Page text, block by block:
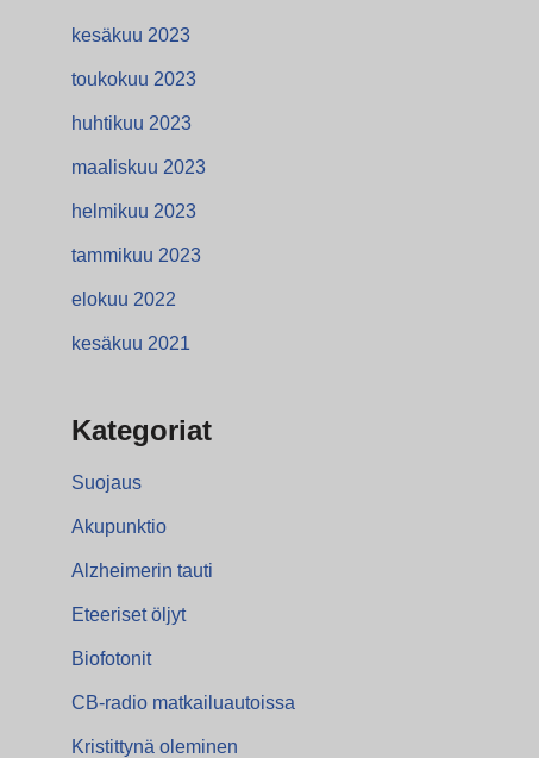
kesäkuu 2023
toukokuu 2023
huhtikuu 2023
maaliskuu 2023
helmikuu 2023
tammikuu 2023
elokuu 2022
kesäkuu 2021
Kategoriat
Suojaus
Akupunktio
Alzheimerin tauti
Eteeriset öljyt
Biofotonit
CB-radio matkailuautoissa
Kristittynä oleminen